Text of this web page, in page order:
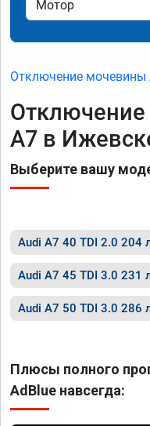
Отключение мочевины
A7 в
Выберите вашу
Audi A7 40 TDI 2.0 204
Audi A7 45 TDI 3.0 231
Audi A7 50 TDI 3.0 286
Плюсы полного
AdBlue навсегда: